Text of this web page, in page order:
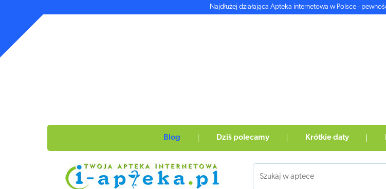
Najdłużej działająca Apteka internetowa w Polsce -
Blog Dziś polecamy Krótkie daty